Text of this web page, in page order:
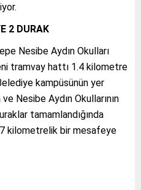
2 DURAK
Nesibe Aydın Okulları
tramvay hattı 1.4 kilometre
kampüsünün yer
ve Nesibe Aydın Okullarının
tamamlandığında
kilometrelik bir mesafeye